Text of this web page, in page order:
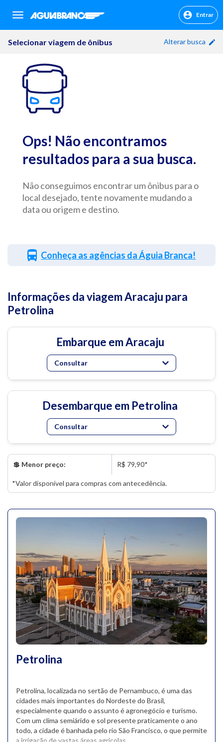
sr.header.toggle.navigation Entrar
Selecionar viagem de ônibus Alterar busca
Ops! Não encontramos
resultados para a sua busca.
Não conseguimos encontrar um ônibus para o
local desejado, tente novamente mudando a
data ou origem e destino.
Conheça as agências da Águia Branca!
Informações da viagem Aracaju para
Petrolina
Embarque em Aracaju
Consultar
Desembarque em Petrolina
Consultar
💲 Menor preço: R$ 79,90*
*Valor disponível para compras com antecedência.
Petrolina
Petrolina, localizada no sertão de Pernambuco, é uma das
cidades mais importantes do Nordeste do Brasil,
especialmente quando o assunto é agronegócio e turismo.
Com um clima semiárido e sol presente praticamente o ano
todo, a cidade é banhada pelo rio São Francisco, o que permite
a irrigação de vastas áreas agrícolas.